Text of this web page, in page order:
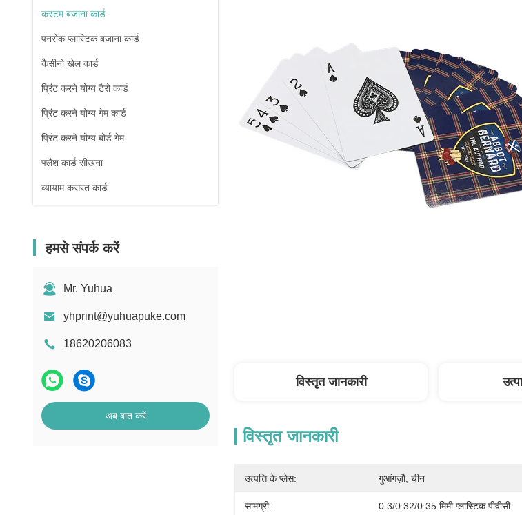
कस्टम बजाना कार्ड
पनरोक प्लास्टिक बजाना कार्ड
कैसीनो खेल कार्ड
प्रिंट करने योग्य टैरो कार्ड
प्रिंट करने योग्य गेम कार्ड
प्रिंट करने योग्य बोर्ड गेम
फ्लैश कार्ड सीखना
व्यायाम कसरत कार्ड
हमसे संपर्क करें
Mr. Yuhua
yhprint@yuhuapuke.com
18620206083
अब बात करें
विस्तृत जानकारी
विस्तृत जानकारी
उत्पत्ति के प्लेस: गुआंगज़ौ, चीन
सामग्री: 0.3/0.32/0.35 मिमी प्लास्टिक पीवीसी